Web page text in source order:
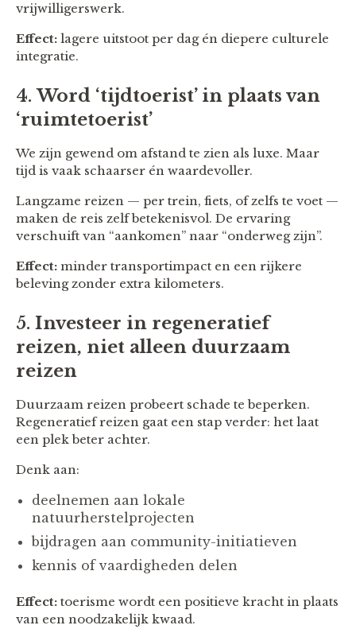
vrijwilligerswerk.
Effect: lagere uitstoot per dag én diepere culturele
integratie.
4.Word ‘tijdtoerist’ in plaats van
‘ruimtetoerist’
We zijn gewend om afstand te zien als luxe. Maar
tijd is vaak schaarser én waardevoller.
Langzame reizen — per trein, fiets, of zelfs te voet —
maken de reis zelf betekenisvol. De ervaring
verschuift van “aankomen” naar “onderweg zijn”.
Effect: minder transportimpact en een rijkere
beleving zonder extra kilometers.
5. Investeer in regeneratief
reizen, niet alleen duurzaam
reizen
Duurzaam reizen probeert schade te beperken.
Regeneratief reizen gaat een stap verder: het laat
een plek beter achter.
Denk aan:
deelnemen aan lokale
natuurherstelprojecten
bijdragen aan community-initiatieven
kennis of vaardigheden delen
Effect: toerisme wordt een positieve kracht in plaats
van een noodzakelijk kwaad.